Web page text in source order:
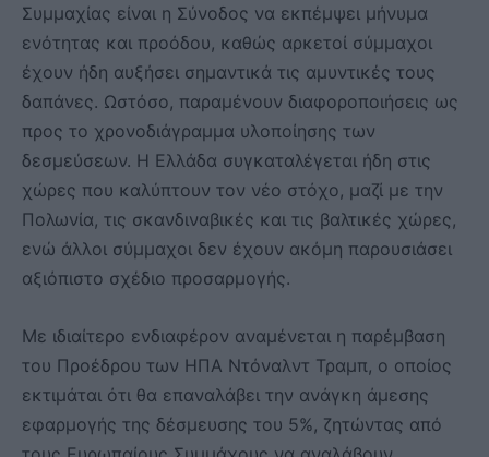
Συμμαχίας είναι η Σύνοδος να εκπέμψει μήνυμα
ενότητας και προόδου, καθώς αρκετοί σύμμαχοι
έχουν ήδη αυξήσει σημαντικά τις αμυντικές τους
δαπάνες. Ωστόσο, παραμένουν διαφοροποιήσεις ως
προς το χρονοδιάγραμμα υλοποίησης των
δεσμεύσεων. Η Ελλάδα συγκαταλέγεται ήδη στις
χώρες που καλύπτουν τον νέο στόχο, μαζί με την
Πολωνία, τις σκανδιναβικές και τις βαλτικές χώρες,
ενώ άλλοι σύμμαχοι δεν έχουν ακόμη παρουσιάσει
αξιόπιστο σχέδιο προσαρμογής.
Με ιδιαίτερο ενδιαφέρον αναμένεται η παρέμβαση
του Προέδρου των ΗΠΑ Ντόναλντ Τραμπ, ο οποίος
εκτιμάται ότι θα επαναλάβει την ανάγκη άμεσης
εφαρμογής της δέσμευσης του 5%, ζητώντας από